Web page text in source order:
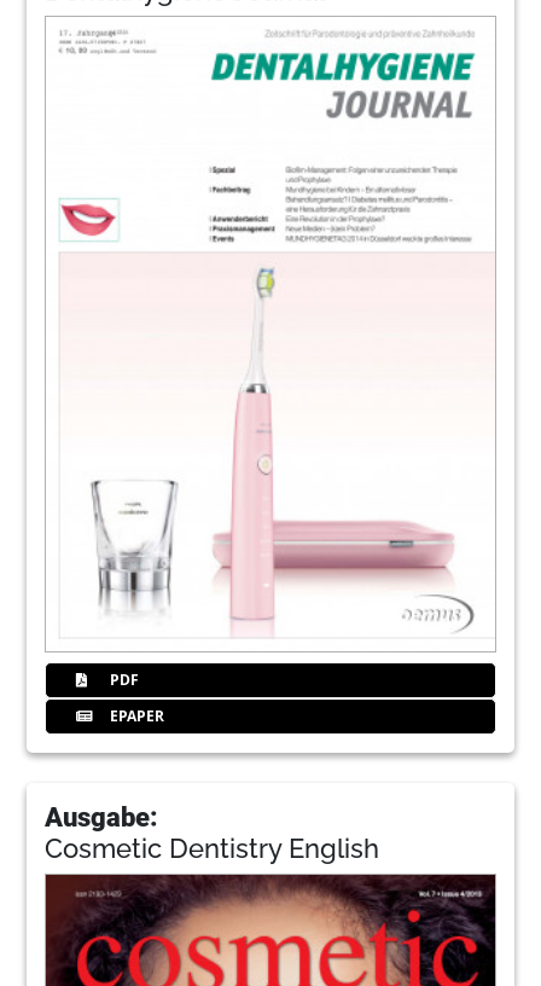
PDF
EPAPER
Ausgabe:
Cosmetic Dentistry English